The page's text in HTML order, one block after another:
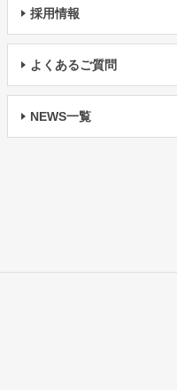
採用情報
よくあるご質問
NEWS一覧